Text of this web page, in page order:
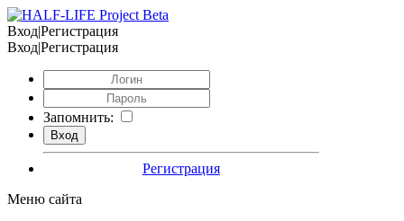
Вход|Регистрация
Вход|Регистрация
Запомнить:
Регистрация
Меню сайта